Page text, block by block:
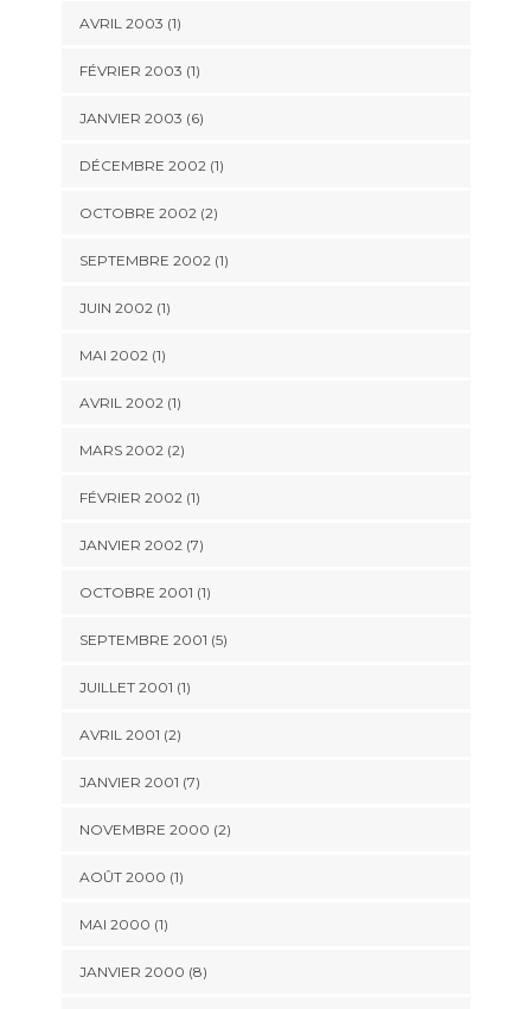
AVRIL 2003 (1)
FÉVRIER 2003 (1)
JANVIER 2003 (6)
DÉCEMBRE 2002 (1)
OCTOBRE 2002 (2)
SEPTEMBRE 2002 (1)
JUIN 2002 (1)
MAI 2002 (1)
AVRIL 2002 (1)
MARS 2002 (2)
FÉVRIER 2002 (1)
JANVIER 2002 (7)
OCTOBRE 2001 (1)
SEPTEMBRE 2001 (5)
JUILLET 2001 (1)
AVRIL 2001 (2)
JANVIER 2001 (7)
NOVEMBRE 2000 (2)
AOÛT 2000 (1)
MAI 2000 (1)
JANVIER 2000 (8)